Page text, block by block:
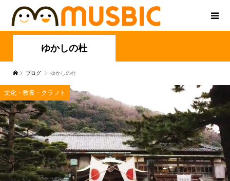
ゆかしの杜
ブログ ゆかしの杜
文化・教養・クラフト